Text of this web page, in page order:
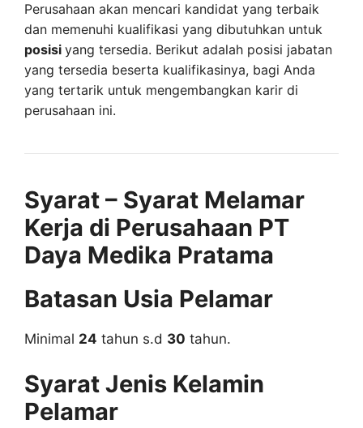
Perusahaan akan mencari kandidat yang terbaik
dan memenuhi kualifikasi yang dibutuhkan untuk
posisi yang tersedia. Berikut adalah posisi jabatan
yang tersedia beserta kualifikasinya, bagi Anda
yang tertarik untuk mengembangkan karir di
perusahaan ini.
Syarat – Syarat Melamar
Kerja di Perusahaan PT
Daya Medika Pratama
Batasan Usia Pelamar
Minimal 24 tahun s.d 30 tahun.
Syarat Jenis Kelamin
Pelamar